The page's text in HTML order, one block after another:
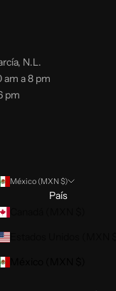
N.L.
am a 8 pm
pm
México (MXN $)
País
Estados Unidos (MXN $)